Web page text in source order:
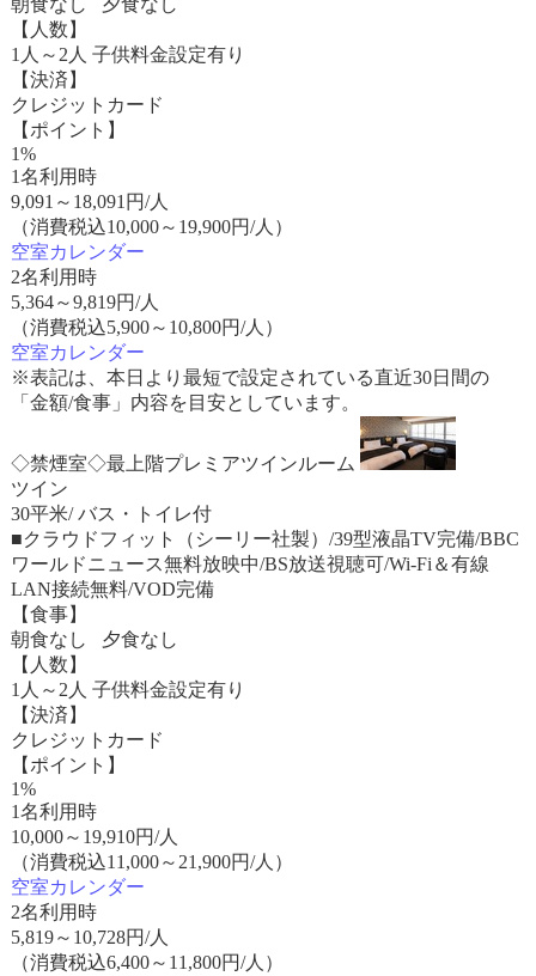
朝食なし 夕食なし
【人数】
1人～2人 子供料金設定有り
【決済】
クレジットカード
【ポイント】
1%
1名利用時
9,091 ～ 18,091 円/人
（消費税込10,000～19,900円/人）
空室カレンダー
2名利用時
5,364～9,819円/人
（消費税込5,900～10,800円/人）
空室カレンダー
※表記は、本日より最短で設定されている直近30日間の
「金額/食事」内容を目安としています。
◇禁煙室◇最上階プレミアツインルーム
ツイン
30平米/ バス・トイレ付
■クラウドフィット（シーリー社製）/39型液晶TV完備/BBC
ワールドニュース無料放映中/BS放送視聴可/Wi-Fi＆有線
LAN接続無料/VOD完備
【食事】
朝食なし 夕食なし
【人数】
1人～2人 子供料金設定有り
【決済】
クレジットカード
【ポイント】
1%
1名利用時
10,000～ 19,910円/人
（消費税込11,000～21,900円/人）
空室カレンダー
2名利用時
5,819～ 10,728円/人
（消費税込6,400～11,800円/人）